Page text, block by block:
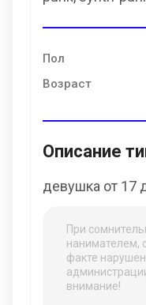
Пол
Возраст
Описание
девушка от 17
При
нанимателем,
факте
внимание!